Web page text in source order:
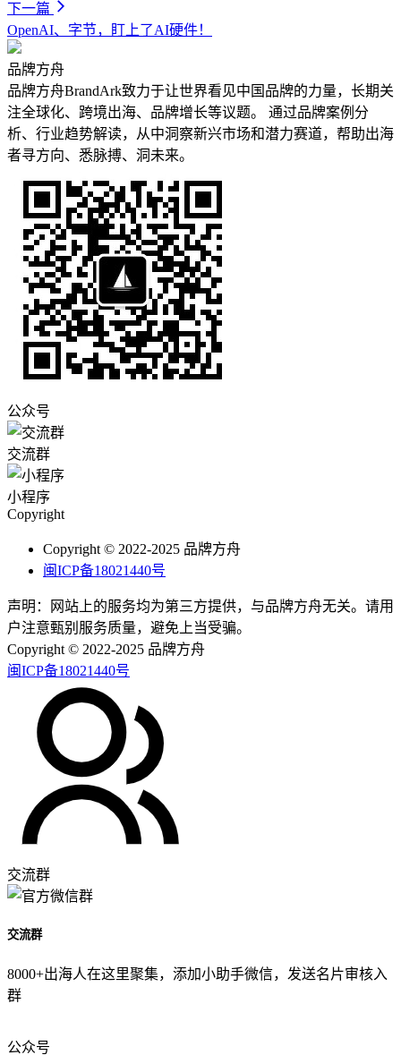
下一篇
OpenAI、字节，盯上了AI硬件！
品牌方舟
品牌方舟BrandArk致力于让世界看见中国品牌的力量，长期关
注全球化、跨境出海、品牌增长等议题。 通过品牌案例分
析、行业趋势解读，从中洞察新兴市场和潜力赛道，帮助出海
者寻方向、悉脉搏、洞未来。
公众号
交流群
小程序
Copyright
Copyright © 2022-2025 品牌方舟
闽ICP备18021440号
声明：网站上的服务均为第三方提供，与品牌方舟无关。请用
户注意甄别服务质量，避免上当受骗。
Copyright © 2022-2025 品牌方舟
闽ICP备18021440号
交流群
交流群
8000+出海人在这里聚集，添加小助手微信，发送名片审核入
群
公众号